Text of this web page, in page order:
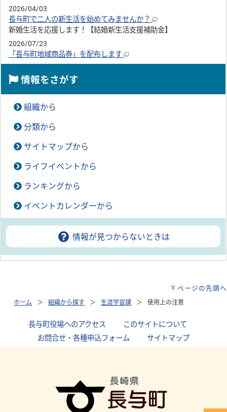
2026/04/03
長与町で二人の新生活を始めてみませんか？
新婚生活を応援します！【結婚新生活支援補助金】
2026/07/23
「長与町地域商品券」を配布します
情報をさがす
組織から
分類から
サイトマップから
ライフイベントから
ランキングから
イベントカレンダーから
情報が見つからないときは
ページの先頭へ
ホーム 組織から探す 生涯学習課 使用上の注意
長与町役場へのアクセス このサイトについて
お問合せ・各種申込フォーム
サイトマップ